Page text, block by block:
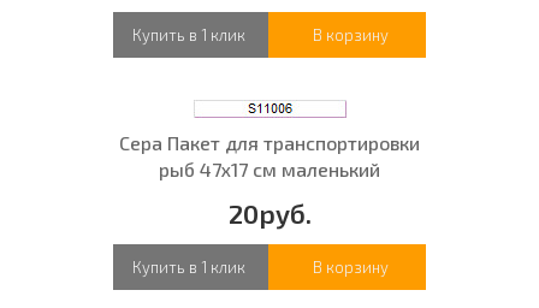
Купить в 1 клик В корзину
Сера Пакет для транспортировки
рыб 47х17 см маленький
20руб.
Купить в 1 клик В корзину